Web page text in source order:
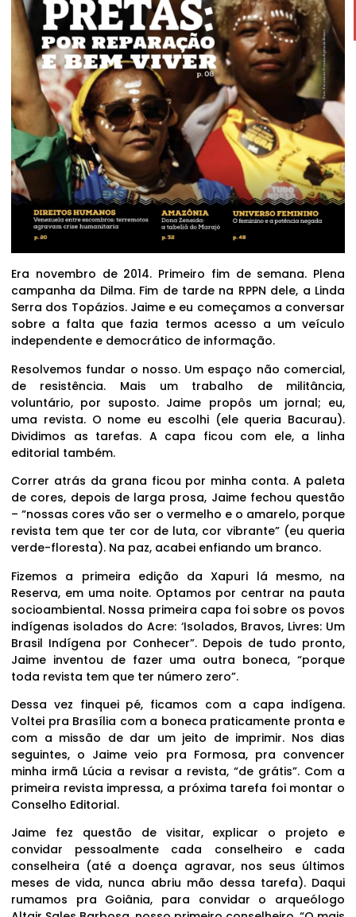
Era novembro de 2014. Primeiro fim de semana. Plena
campanha da Dilma. Fim de tarde na RPPN dele, a Linda
Serra dos Topázios. Jaime e eu começamos a conversar
sobre a falta que fazia termos acesso a um veículo
independente e democrático de informação.
Resolvemos fundar o nosso. Um espaço não comercial,
de resistência. Mais um trabalho de militância,
voluntário, por suposto. Jaime propôs um jornal; eu,
uma revista. O nome eu escolhi (ele queria Bacurau).
Dividimos as tarefas. A capa ficou com ele, a linha
editorial também.
Correr atrás da grana ficou por minha conta. A paleta
de cores, depois de larga prosa, Jaime fechou questão
– “nossas cores vão ser o vermelho e o amarelo, porque
revista tem que ter cor de luta, cor vibrante” (eu queria
verde-floresta). Na paz, acabei enfiando um branco.
Fizemos a primeira edição da Xapuri lá mesmo, na
Reserva, em uma noite. Optamos por centrar na pauta
socioambiental. Nossa primeira capa foi sobre os povos
indígenas isolados do Acre: ‘Isolados, Bravos, Livres: Um
Brasil Indígena por Conhecer”. Depois de tudo pronto,
Jaime inventou de fazer uma outra boneca, “porque
toda revista tem que ter número zero”.
Dessa vez finquei pé, ficamos com a capa indígena.
Voltei pra Brasília com a boneca praticamente pronta e
com a missão de dar um jeito de imprimir. Nos dias
seguintes, o Jaime veio pra Formosa, pra convencer
minha irmã Lúcia a revisar a revista, “de grátis”. Com a
primeira revista impressa, a próxima tarefa foi montar o
Conselho Editorial.
Jaime fez questão de visitar, explicar o projeto e
convidar pessoalmente cada conselheiro e cada
conselheira (até a doença agravar, nos seus últimos
meses de vida, nunca abriu mão dessa tarefa). Daqui
rumamos pra Goiânia, para convidar o arqueólogo